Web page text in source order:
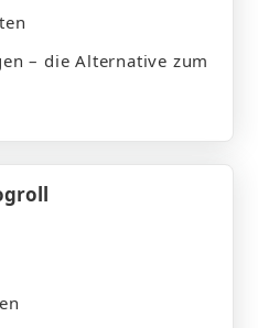
– die Alternative zum